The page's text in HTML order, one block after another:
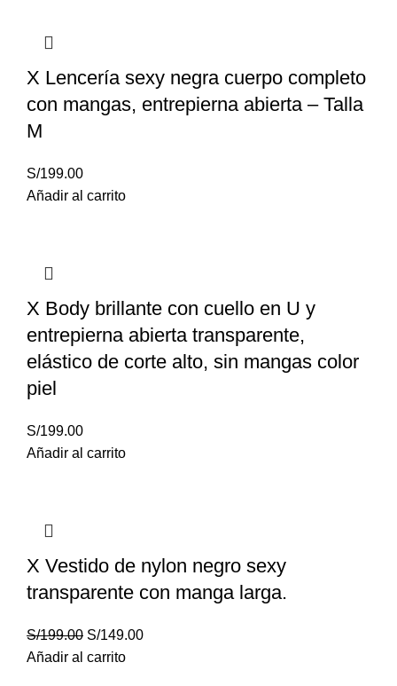
X Lencería sexy negra cuerpo completo
con mangas, entrepierna abierta – Talla
M
S/199.00
Añadir al carrito
X Body brillante con cuello en U y
entrepierna abierta transparente,
elástico de corte alto, sin mangas color
piel
S/199.00
Añadir al carrito
X Vestido de nylon negro sexy
transparente con manga larga.
S/199.00 S/149.00
Añadir al carrito